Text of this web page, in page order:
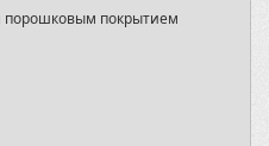
покрытием